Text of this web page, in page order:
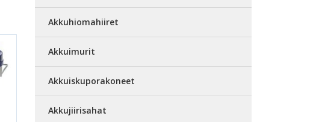
Akkuhiomahiiret
Akkuimurit
Akkuiskuporakoneet
Akkujiirisahat